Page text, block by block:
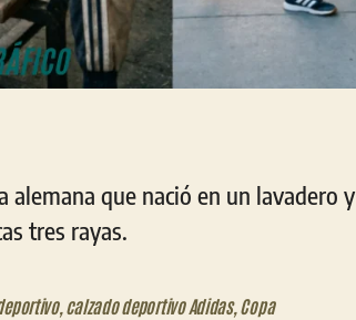
alemana que nació en un lavadero y
tres rayas.
, calzado deportivo Adidas, Copa